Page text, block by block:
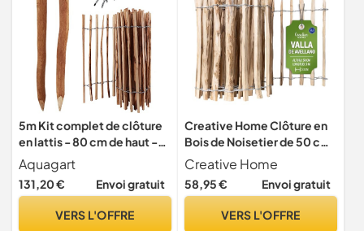
5m Kit complet de clôture
en lattis - 80 cm de haut -
Distance entre les lattes : 4
à 6 cm - Avec 5 poteaux en
bois de 1,05 m de long -
châtaignier en noisette
Aquagart
131,20 € Envoi gratuit
VERS L'OFFRE
Creative Home Clôture en
Bois de Noisetier de 50 cm
de haut et 5 m de long
Creative Home
58,95 € Envoi gratuit
VERS L'OFFRE